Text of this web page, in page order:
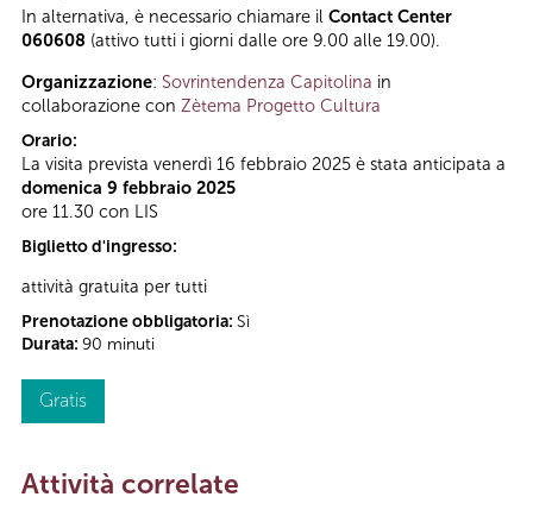
In alternativa, è necessario chiamare il Contact Center
060608 (attivo tutti i giorni dalle ore 9.00 alle 19.00).
Organizzazione: Sovrintendenza Capitolina in
collaborazione con Zètema Progetto Cultura
Orario:
La visita prevista venerdì 16 febbraio 2025 è stata anticipata a
domenica 9 febbraio 2025
ore 11.30 con LIS
Biglietto d'ingresso:
attività gratuita per tutti
Prenotazione obbligatoria: Sì
Durata: 90 minuti
Gratis
Attività correlate